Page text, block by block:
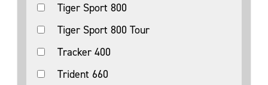
Tiger Sport 800
Tiger Sport 800 Tour
Tracker 400
Trident 660